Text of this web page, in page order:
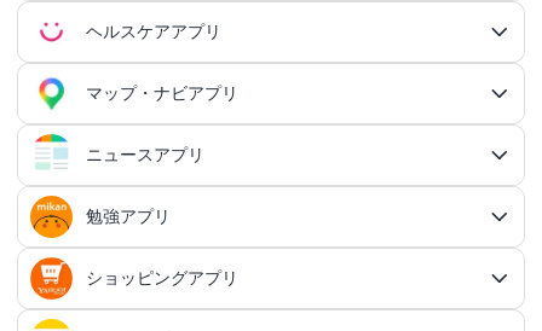
美少女RPGアプリ
カードRPGアプリ
クイズRPGアプリ
カジュアルRPGアプリ
MOBAアプリ
ステルスゲームアプリ
メタバース体験シミュレーションゲームアプリ
オンラインシューティングアプリ
縦スクシューティングアプリ
横スクシューティングアプリ
スナイパーゲームアプリ
フライトシューティングアプリ
ミステリーアドベンチャーアプリ
ホラーアドベンチャーアプリ
サウンドノベルアプリ
サバイバルアドベンチャーアプリ
パズル・脳トレアプリ総合
パズルゲームアプリ
脱出ゲームアプリ
脳トレゲームアプリ
推理ゲームアプリ
間違い探し・探し物ゲームアプリ
音楽ゲームアプリ
音楽ゲームアプリ総合
手持ち曲で遊ぶ音ゲーアプリ
ボカロ曲収録音ゲーアプリ
リズムタップゲームアプリ
オープンワールドアプリ
オープンワールドアプリ総合
3Dサンドボックスアプリ
カジュアルゲームアプリ
クレーンゲームアプリ
放置系ゲームアプリ
育成ゲームアプリ
育成ゲームアプリ総合
恋愛ゲームアプリ
恋愛ゲームアプリ総合
キャラゲーアプリ
ギャンブルの管理アプリ
シンプルな日記アプリ
終活アプリ
歩いてお金を稼ぐアプリ
登録でお金がもらえるアプリ
動画を見るだけで稼ぐアプリ
リマインダーアプリ
時計アプリ
タイマーアプリ
持ち物管理アプリ
生理周期アプリ
体重管理アプリ
血圧記録アプリ
体温記録アプリ
家事アプリ総合
掃除アプリ
家事分担アプリ
育児アプリ
育児アプリ総合
育児記録アプリ
知育アプリ
防犯アプリ
防犯アプリ総合
防犯ブザーアプリ
防災アプリ
緊急地震速報アプリ
メモアプリ
メモアプリ総合
電卓アプリ
janコード検索アプリ
文字起こしアプリ
高音質ボイスレコーダーアプリ
ファイル管理アプリ総合
クラウド保存・共有アプリ
PDFアプリ
ファイルマネージャーアプリ
名刺管理アプリ総合
会計アプリ
会計アプリ総合
請求書アプリ
小売・卸売支援ツールアプリ
在庫管理アプリ
レジアプリ
思考整理アプリ
40代向けマッチングアプリ
60代・シニア向けマッチングアプリ
記念日アプリ
デートスポットアプリ
恋愛診断アプリ
恋愛相談アプリ
女性の悩み解決アプリ
スピードテストアプリ
VPNアプリ
スマホ最適化アプリ総合
メモリの確認／解放アプリ
パスワード管理アプリ
セキュリティ対策アプリ
VPNアプリ
キーボードアプリ
文字起こしアプリ
顔文字・絵文字アプリ
日本語入力アプリ
ホーム画面アプリ
ウィジェットカスタマイズアプリ
音の設定アプリ
録音アプリ
X（Twitter）アプリ
LINEアプリ
マストドンアプリ
写真投稿SNSアプリ
動画投稿SNSアプリ
メールアプリ
フリーメールアプリ
チャットアプリ
チャットアプリ総合
お絵描きチャットアプリ
ランダムチャットアプリ
ボイス・ビデオチャットアプリ
電話アプリ
電話アプリ総合
ビデオ通話アプリ
電話帳アプリ
掲示板アプリ
ゲーム募集アプリ
地元コミュニティアプリ
アイコン画像アプリ
アイコン画像アプリ総合
年賀状・カードアプリ
ヘア・メイク・ネイルアプリ
メイク・スキンケアアプリ
ファッションアプリ
コーデの参考アプリ
服デザインアプリ
ボディケア・エステアプリ
女性向けダイエットアプリ
整形アプリ
スポーツアプリ総合
陸上競技アプリ
ウォーキングアプリ
ランニングアプリ
自転車アプリ
ジョギング・サイクリングの道を記録アプリ
テニスアプリ
ライトアプリ
ライトアプリ総合
野球アプリ
野球アプリ総合
ボウリングアプリ
ヘルスケアアプリ
ヘルスケアアプリ総合
健康管理アプリ
健康管理アプリ総合
体重管理アプリ
食事管理アプリ
妊娠・出産アプリ
認知症・物忘れ防止アプリ
認知症・物忘れ防止アプリ総合
ダイエットアプリ
マップ・ナビアプリ
マップ・ナビアプリ総合
ドライブアプリ
ドライブアプリ総合
バイクナビアプリ
鉄道アプリ
旅行アプリ
ニュースアプリ
ニュースアプリ総合
スポーツニュースアプリ
スポーツニュースアプリ総合
勉強アプリ
勉強アプリ総合
ショッピングアプリ